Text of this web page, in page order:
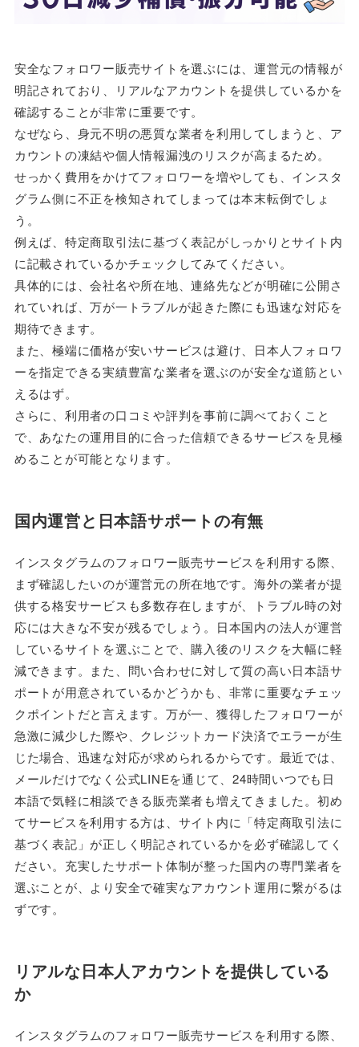
安全なフォロワー販売サイトを選ぶには、運営元の情報が
明記されており、リアルなアカウントを提供しているかを
確認することが非常に重要です。
なぜなら、身元不明の悪質な業者を利用してしまうと、ア
カウントの凍結や個人情報漏洩のリスクが高まるため。
せっかく費用をかけてフォロワーを増やしても、インスタ
グラム側に不正を検知されてしまっては本末転倒でしょ
う。
例えば、特定商取引法に基づく表記がしっかりとサイト内
に記載されているかチェックしてみてください。
具体的には、会社名や所在地、連絡先などが明確に公開さ
れていれば、万が一トラブルが起きた際にも迅速な対応を
期待できます。
また、極端に価格が安いサービスは避け、日本人フォロワ
ーを指定できる実績豊富な業者を選ぶのが安全な道筋とい
えるはず。
さらに、利用者の口コミや評判を事前に調べておくこと
で、あなたの運用目的に合った信頼できるサービスを見極
めることが可能となります。
国内運営と日本語サポートの有無
インスタグラムのフォロワー販売サービスを利用する際、
まず確認したいのが運営元の所在地です。海外の業者が提
供する格安サービスも多数存在しますが、トラブル時の対
応には大きな不安が残るでしょう。日本国内の法人が運営
しているサイトを選ぶことで、購入後のリスクを大幅に軽
減できます。また、問い合わせに対して質の高い日本語サ
ポートが用意されているかどうかも、非常に重要なチェッ
クポイントだと言えます。万が一、獲得したフォロワーが
急激に減少した際や、クレジットカード決済でエラーが生
じた場合、迅速な対応が求められるからです。最近では、
メールだけでなく公式LINEを通じて、24時間いつでも日
本語で気軽に相談できる販売業者も増えてきました。初め
てサービスを利用する方は、サイト内に「特定商取引法に
基づく表記」が正しく明記されているかを必ず確認してく
ださい。充実したサポート体制が整った国内の専門業者を
選ぶことが、より安全で確実なアカウント運用に繋がるは
ずです。
リアルな日本人アカウントを提供している
か
インスタグラムのフォロワー販売サービスを利用する際、